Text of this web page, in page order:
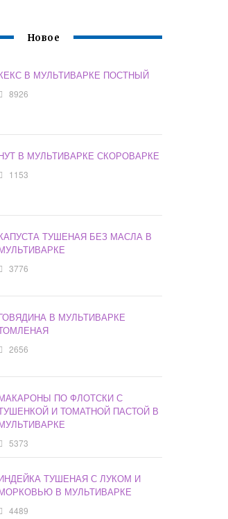
Новое
В МУЛЬТИВАРКЕ ПОСТНЫЙ
8926
В МУЛЬТИВАРКЕ СКОРОВАРКЕ
1153
ТУШЕНАЯ БЕЗ МАСЛА В
3776
В МУЛЬТИВАРКЕ
2656
ПО ФЛОТСКИ С
И ТОМАТНОЙ ПАСТОЙ В
5373
ТУШЕНАЯ С ЛУКОМ И
В МУЛЬТИВАРКЕ
4489